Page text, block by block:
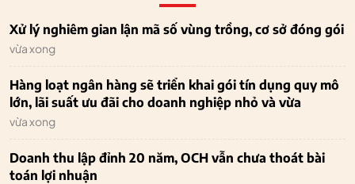
Xử lý nghiêm gian lận mã số vùng trồng, cơ sở đóng gói
vừa xong
Hàng loạt ngân hàng sẽ triển khai gói tín dụng quy mô
lớn, lãi suất ưu đãi cho doanh nghiệp nhỏ và vừa
vừa xong
Doanh thu lập đỉnh 20 năm, OCH vẫn chưa thoát bài
toán lợi nhuận